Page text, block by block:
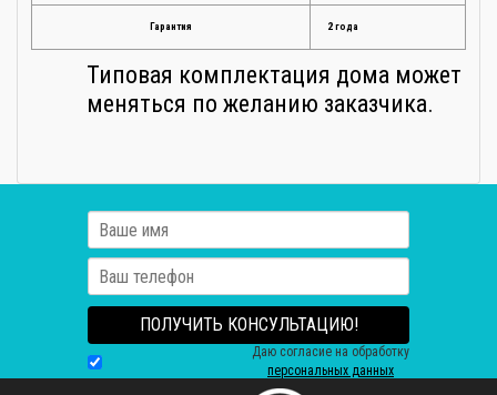
Гарантия 2 года
Типовая комплектация дома может
меняться по желанию заказчика.
ПОЛУЧИТЬ КОНСУЛЬТАЦИЮ!
Даю согласие на обработку
персональных данных